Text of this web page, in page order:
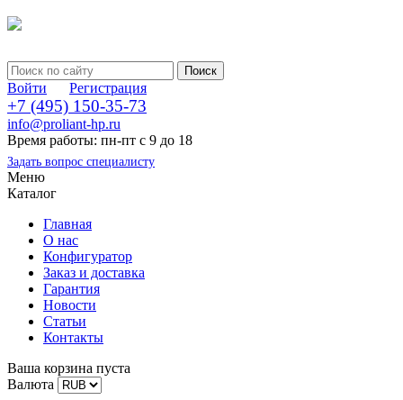
Войти Регистрация
+7 (495) 150-35-73
info@proliant-hp.ru
Время работы: пн-пт с 9 до 18
Задать вопрос специалисту
Меню
Каталог
Главная
О нас
Конфигуратор
Заказ и доставка
Гарантия
Новости
Статьи
Контакты
Ваша корзина пуста
Валюта